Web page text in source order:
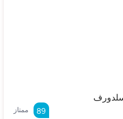
ممتاز 89